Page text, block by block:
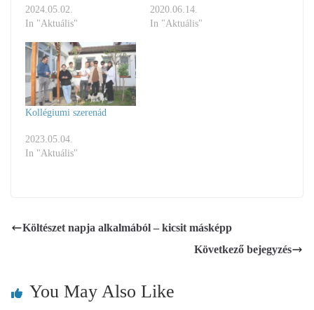
2024.05.02.
In "Aktuális"
2020.06.14.
In "Aktuális"
Kollégiumi szerenád
2023.05.04.
In "Aktuális"
Költészet napja alkalmából – kicsit másképp
Következő bejegyzés
You May Also Like